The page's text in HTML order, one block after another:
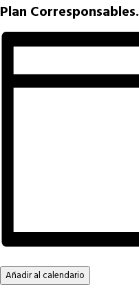
Plan Corresponsables.
Añadir al calendario